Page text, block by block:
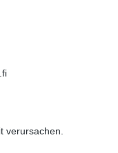
verursachen.